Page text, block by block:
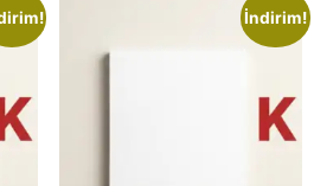
İndirim!